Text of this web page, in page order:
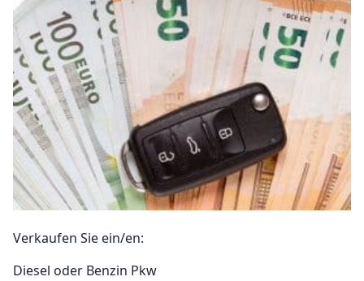
Verkaufen Sie ein/en:
Diesel oder Benzin Pkw